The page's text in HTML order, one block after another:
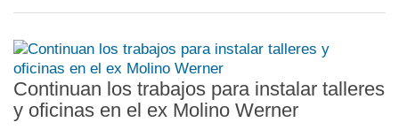
Continuan los trabajos para instalar talleres
y oficinas en el ex Molino Werner